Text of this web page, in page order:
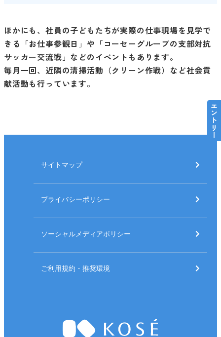
ほかにも、 社員の子どもたちが実際の仕事現場を見学で
きる「お仕事参観日」や 「コーセーグループの支部対抗
サッカー交流戦」などのイベントもあります。
毎月一回、近隣の清掃活動（クリーン作戦）など社会貢
献活動も行っています。
エントリー
サイトマップ
プライバシーポリシー
ソーシャルメディアポリシー
ご利用規約・推奨環境